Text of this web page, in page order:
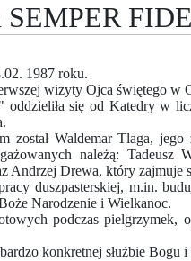
SEMPER
1987 roku.
wizyty Ojca świętego w
się od Katedry w
został Waldemar Tlaga,
należą:
Andrzej Drewa, który
duszpasterskiej, m.in.
Narodzenie i Wielkanoc.
podczas pielgrzymek,
konkretnej służbie Bogu